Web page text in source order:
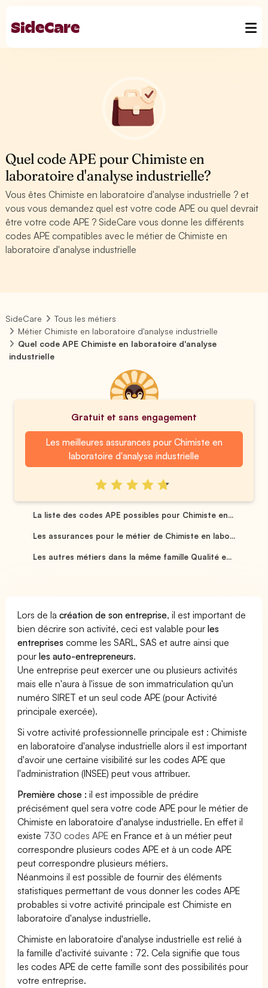
Quel code APE pour Chimiste en
laboratoire d'analyse industrielle?
Vous êtes Chimiste en laboratoire d'analyse industrielle ? et
vous vous demandez quel est votre code APE ou quel devrait
être votre code APE ? SideCare vous donne les différents
codes APE compatibles avec le métier de Chimiste en
laboratoire d'analyse industrielle
SideCare
Tous les métiers
Métier Chimiste en laboratoire d'analyse industrielle
Quel code APE Chimiste en laboratoire d'analyse
industrielle
Gratuit et sans engagement
Les meilleures assurances pour Chimiste en
laboratoire d'analyse industrielle
La liste des codes APE possibles pour Chimiste en...
Les assurances pour le métier de Chimiste en labo...
Les autres métiers dans la même famille Qualité e...
Lors de lacréation de son entreprise, il est important de
bien décrire son activité, ceci est valable pourles
entreprises comme les SARL, SAS et autre ainsi que
pourles auto-entrepreneurs.
Une entreprise peut exercer une ou plusieurs activités
mais elle n'aura à l'issue de son immatriculation qu'un
numéro SIRET et un seul code APE (pour Activité
principale exercée).
Si votre activité professionnelle principale est : Chimiste
en laboratoire d'analyse industrielle alors il est important
d'avoir une certaine visibilité sur les codes APE que
l'administration (INSEE) peut vous attribuer.
Première chose : il est impossible de prédire
précisément quel sera votre code APE pour le métier de
Chimiste en laboratoire d'analyse industrielle. En effet il
existe 730 codes APE en France et à un métier peut
correspondre plusieurs codes APE et à un code APE
peut correspondre plusieurs métiers.
Néanmoins il est possible de fournir des éléments
statistiques permettant de vous donner les codes APE
probables si votre activité principale est Chimiste en
laboratoire d'analyse industrielle.
Chimiste en laboratoire d'analyse industrielle est relié à
la famille d'activité suivante : 72. Cela signifie que tous
les codes APE de cette famille sont des possibilités pour
votre entreprise.